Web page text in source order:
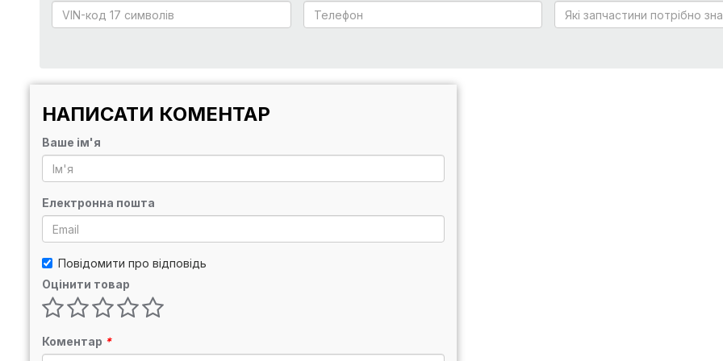
НАПИСАТИ КОМЕНТАР
Ваше ім'я
Електронна пошта
Повідомити про відповідь
Оцінити товар
Коментар *